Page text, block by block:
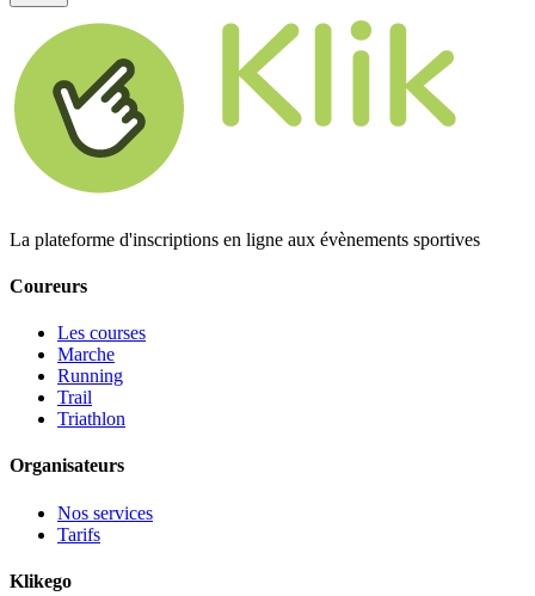
La plateforme d'inscriptions en ligne aux évènements sportives
Coureurs
Les courses
Marche
Running
Trail
Triathlon
Organisateurs
Nos services
Tarifs
Klikego